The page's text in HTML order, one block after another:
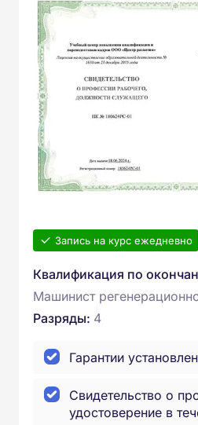
Запись на курс ежедневно
Квалификация по
Машинист
Разряды: 4
Гарантии
Свидетельство о
удостоверение в